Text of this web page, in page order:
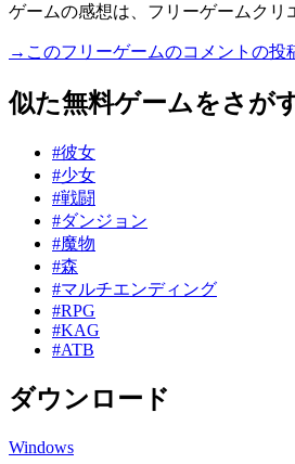
ゲームの感想は、フリーゲームクリ
→このフリーゲームのコメントの投
似た無料ゲームをさが
#彼女
#少女
#戦闘
#ダンジョン
#魔物
#森
#マルチエンディング
#RPG
#KAG
#ATB
ダウンロード
Windows